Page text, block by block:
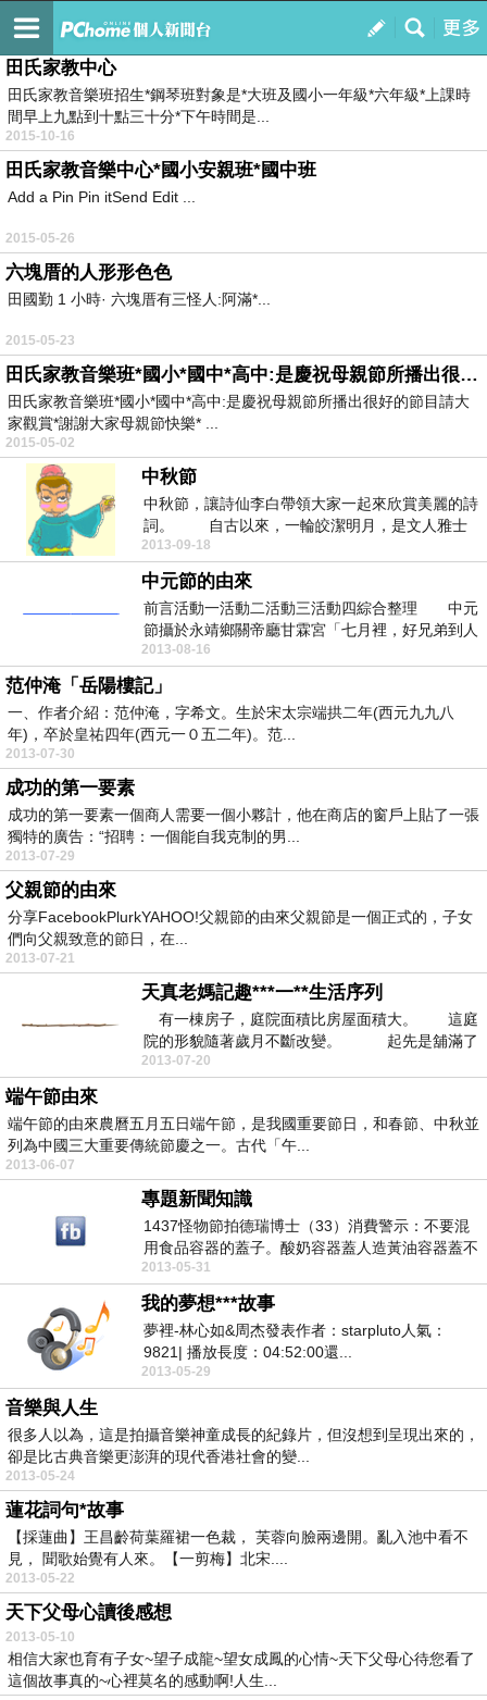
我的
訂閱
田氏家教中心
田氏家教中心
田氏家教音樂班招生*鋼琴班對象是*大班及國小一年級*六年級*上課時
間早上九點到十點三十分*下午時間是...
2015-10-16
田氏家教音樂中心*國小安親班*國中班
Add a Pin Pin itSend Edit ...
2015-05-26
六塊厝的人形形色色
田國勤 1 小時· 六塊厝有三怪人:阿滿*...
2015-05-23
田氏家教音樂班*國小*國中*高中:是慶祝母親節所播出很好的節目
田氏家教音樂班*國小*國中*高中:是慶祝母親節所播出很好的節目請大
家觀賞*謝謝大家母親節快樂* ...
2015-05-02
中秋節
中秋節，讓詩仙李白帶領大家一起來欣賞美麗的詩
詞。 自古以來，一輪皎潔明月，是文人雅士
在詩詞創作上...
2013-09-18
中元節的由來
前言活動一活動二活動三活動四綜合整理 中元
節攝於永靖鄉關帝廳甘霖宮「七月裡，好兄弟到人
間；探視親友...
2013-08-16
范仲淹「岳陽樓記」
一、作者介紹：范仲淹，字希文。生於宋太宗端拱二年(西元九九八
年)，卒於皇祐四年(西元一０五二年)。范...
2013-07-30
成功的第一要素
成功的第一要素一個商人需要一個小夥計，他在商店的窗戶上貼了一張
獨特的廣告：“招聘：一個能自我克制的男...
2013-07-29
父親節的由來
分享FacebookPlurkYAHOO!父親節的由來父親節是一個正式的，子女
們向父親致意的節日，在...
2013-07-21
天真老媽記趣***一**生活序列
有一棟房子，庭院面積比房屋面積大。 這庭
院的形貌隨著歲月不斷改變。 起先是舖滿了
朝鮮草坪，後...
2013-07-20
端午節由來
端午節的由來農曆五月五日端午節，是我國重要節日，和春節、中秋並
列為中國三大重要傳統節慶之一。古代「午...
2013-06-07
專題新聞知識
1437怪物節拍德瑞博士（33）消費警示：不要混
用食品容器的蓋子。酸奶容器蓋人造黃油容器蓋不
一樣，即...
2013-05-31
我的夢想***故事
夢裡-林心如&周杰發表作者：starpluto人氣：
9821| 播放長度：04:52:00還...
2013-05-29
音樂與人生
很多人以為，這是拍攝音樂神童成長的紀錄片，但沒想到呈現出來的，
卻是比古典音樂更澎湃的現代香港社會的變...
2013-05-24
蓮花詞句*故事
【採蓮曲】王昌齡荷葉羅裙一色裁， 芙蓉向臉兩邊開。亂入池中看不
見， 聞歌始覺有人來。【一剪梅】北宋....
2013-05-22
天下父母心讀後感想
2013-05-10
相信大家也育有子女~望子成龍~望女成鳳的心情~天下父母心待您看了
這個故事真的~心裡莫名的感動啊!人生...